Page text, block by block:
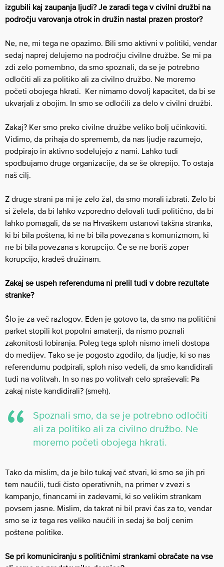
izgubili kaj zaupanja ljudi? Je zaradi tega v civilni družbi na
področju varovanja otrok in družin nastal prazen prostor?
Ne, ne, mi tega ne opazimo. Bili smo aktivni v politiki, vendar
sedaj naprej delujemo na področju civilne družbe. Se mi pa
zdi zelo pomembno, da smo spoznali, da se je potrebno
odločiti ali za politiko ali za civilno družbo. Ne moremo
početi obojega hkrati. Ker nimamo dovolj kapacitet, da bi se
ukvarjali z obojim. In smo se odločili za delo v civilni družbi.
Zakaj? Ker smo preko civilne družbe veliko bolj učinkoviti.
Vidimo, da prihaja do sprememb, da nas ljudje razumejo,
podpirajo in aktivno sodelujejo z nami. Lahko tudi
spodbujamo druge organizacije, da se še okrepijo. To ostaja
naš cilj.
Z druge strani pa mi je zelo žal, da smo morali izbrati. Zelo bi
si želela, da bi lahko vzporedno delovali tudi politično, da bi
lahko pomagali, da se na Hrvaškem ustanovi takšna stranka,
ki bi bila poštena, ki ne bi bila povezana s komunizmom, ki
ne bi bila povezana s korupcijo. Če se ne boriš zoper
korupcijo, kradeš družinam.
Zakaj se uspeh referenduma ni prelil tudi v dobre rezultate
stranke?
Šlo je za več razlogov. Eden je gotovo ta, da smo na politični
parket stopili kot popolni amaterji, da nismo poznali
zakonitosti lobiranja. Poleg tega sploh nismo imeli dostopa
do medijev. Tako se je pogosto zgodilo, da ljudje, ki so nas
referendumu podpirali, sploh niso vedeli, da smo kandidirali
tudi na volitvah. In so nas po volitvah celo spraševali: Pa
zakaj niste kandidirali? (smeh).
Spoznali smo, da se je potrebno odločiti
ali za politiko ali za civilno družbo. Ne
moremo početi obojega hkrati.
Tako da mislim, da je bilo tukaj več stvari, ki smo se jih pri
tem naučili, tudi čisto operativnih, na primer v zvezi s
kampanjo, financami in zadevami, ki so velikim strankam
povsem jasne. Mislim, da takrat ni bil pravi čas za to, vendar
smo se iz tega res veliko naučili in sedaj še bolj cenim
poštene politike.
Se pri komuniciranju s političnimi strankami obračate na vse